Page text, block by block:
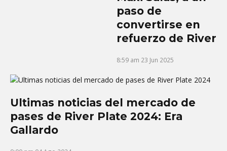
paso de
convertirse en
refuerzo de River
8:59 am 23 Jun 2025
Ultimas noticias del mercado de
pases de River Plate 2024: Era
Gallardo